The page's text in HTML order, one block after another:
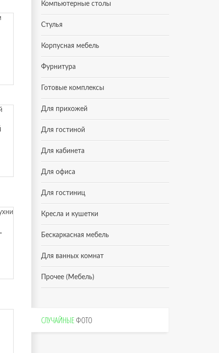
кухни
Компьютерные столы
Стулья
Корпусная мебель
Фурнитура
Готовые комплексы
Для прихожей
Для гостиной
Для кабинета
Для офиса
Для гостиниц
Кресла и кушетки
Бескаркасная мебель
Для ванных комнат
Прочее (Мебель)
СЛУЧАЙНЫЕФОТО